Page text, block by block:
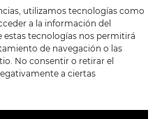
utilizamos tecnologías como
a la información del
tecnologías nos permitirá
de navegación o las
No consentir o retirar el
a ciertas
ENLACES
ESTILOS
FORMATOS
PREVENTAS
OFERTAS
MERCHANDISING